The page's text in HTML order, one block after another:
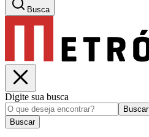
Busca
Digite sua busca
Buscar
Buscar